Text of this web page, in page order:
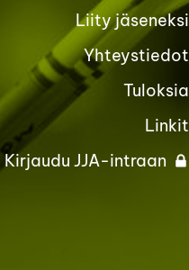
Liity jäseneksi
Yhteystiedot
Tuloksia
Linkit
Kirjaudu JJA-intraan